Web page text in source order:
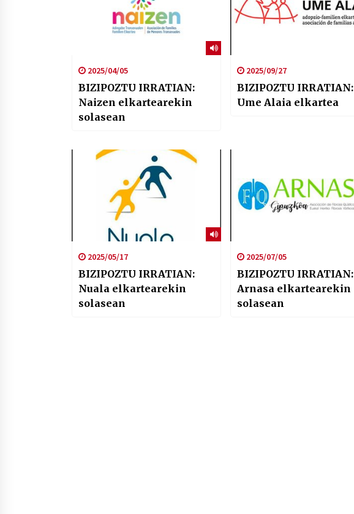
2025/04/05
BIZIPOZTU IRRATIAN:
Naizen elkartearekin
solasean
2025/09/27
BIZIPOZTU IRRATIAN:
Ume Alaia elkartea
2025/05/17
BIZIPOZTU IRRATIAN:
Nuala elkartearekin
solasean
2025/07/05
BIZIPOZTU IRRATIAN:
Arnasa elkartearekin
solasean